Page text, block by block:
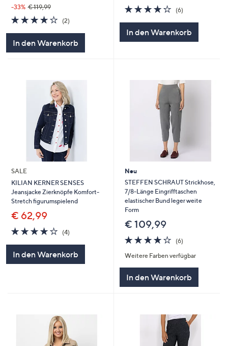
-33% € 119,99
4.0
von
(2)2
In den Warenkorb
4.0
von
(6)6
In den Warenkorb
SALE
KILIAN KERNER SENSES
Jeansjacke Zierknöpfe Komfort-
Stretch figurumspielend
€ 62,99
4.0
von
5
(4)
In den Warenkorb
Neu
STEFFEN SCHRAUT Strickhose,
7/8-Länge Eingrifftaschen
elastischer Bund leger weite
Form
€ 109,99
4.0
von
5
(6)6
Weitere Farben verfügbar
In den Warenkorb